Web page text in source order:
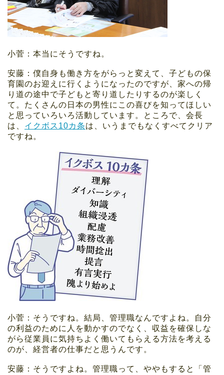
小菅：本当にそうですね。
安藤：僕自身も働き方をがらっと変えて、子どもの保
育園のお迎えに行くようになったのですが、家への帰
り道の途中で子どもと寄り道したりするのが楽しく
て。たくさんの日本の男性にこの喜びを知ってほしい
と思っていろいろ活動しています。ところで、会長
は、 イクボス10カ条は、いうまでもなくすべてクリア
ですね。
小菅：そうですね。結局、管理職なんですよね。自分
の利益のために人を動かすのでなく、収益を確保しな
がら従業員に気持ちよく働いてもらえる方法を考える
のが、経営者の仕事だと思うんです。
安藤：そうですよね。管理職って、ややもすると「管